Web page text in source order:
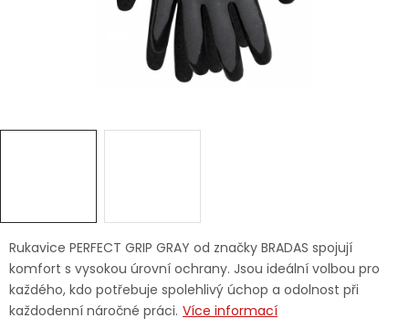
Značky
Rukavice PERFECT GRIP GRAY od značky BRADAS spojují
komfort s vysokou úrovní ochrany. Jsou ideální volbou pro
každého, kdo potřebuje spolehlivý úchop a odolnost při
každodenní náročné práci. Více informací